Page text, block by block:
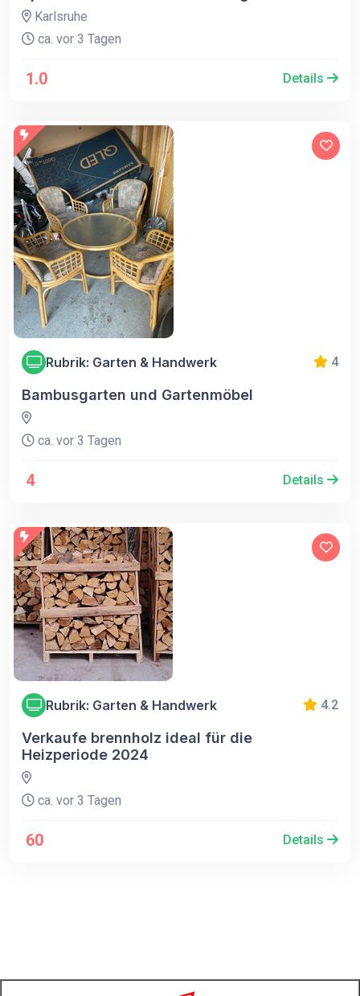
Karlsruhe
ca. vor 3 Tagen
1.0 Details
Rubrik: Garten & Handwerk 4
Bambusgarten und Gartenmöbel
ca. vor 3 Tagen
4 Details
Rubrik: Garten & Handwerk 4.2
Verkaufe brennholz ideal für die
Heizperiode 2024
ca. vor 3 Tagen
60 Details